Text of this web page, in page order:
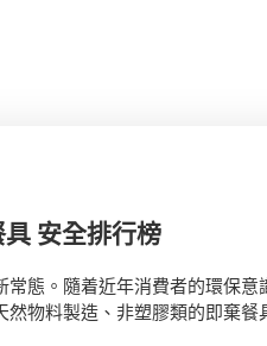
具 安全排行榜
態。隨着近年消費者的環保
物料製造、非塑膠類的即棄餐